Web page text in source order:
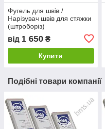
Фугель для швів /
Нарізувач швів для стяжки
(штроборіз)
від 1 650 ₴
Купити
Подібні товари компанії